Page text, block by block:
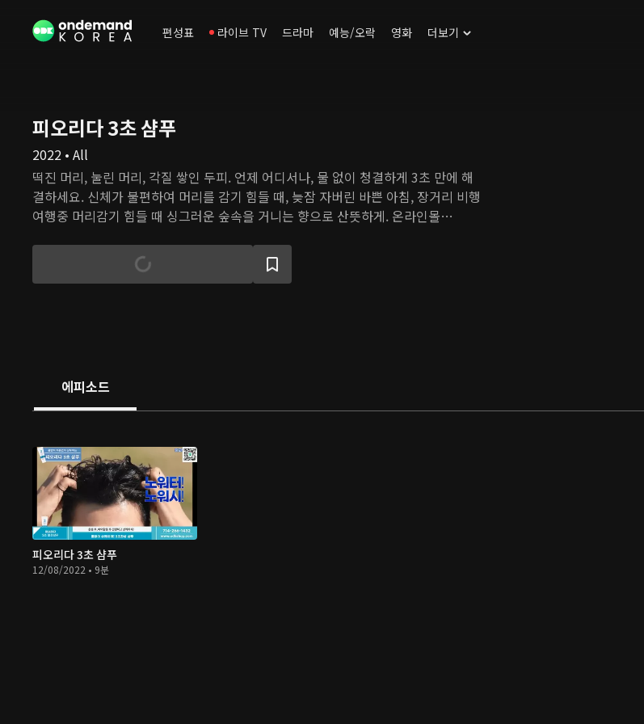
편성표 라이브 TV 드라마 예능/오락 영화 더보기
피오리다 3초 샴푸
2022 • All
떡진 머리, 눌린 머리, 각질 쌓인 두피. 언제 어디서나, 물 없이 청결하게 3초 만에 해
결하세요. 신체가 불편하여 머리를 감기 힘들 때, 늦잠 자버린 바쁜 아침, 장거리 비행
여행중 머리감기 힘들 때 싱그러운 숲속을 거니는 향으로 산뜻하게. 온라인몰
PST (714-266-1432)로 가능합니다.
에피소드
피오리다 3초 샴푸
12/08/2022 • 9분